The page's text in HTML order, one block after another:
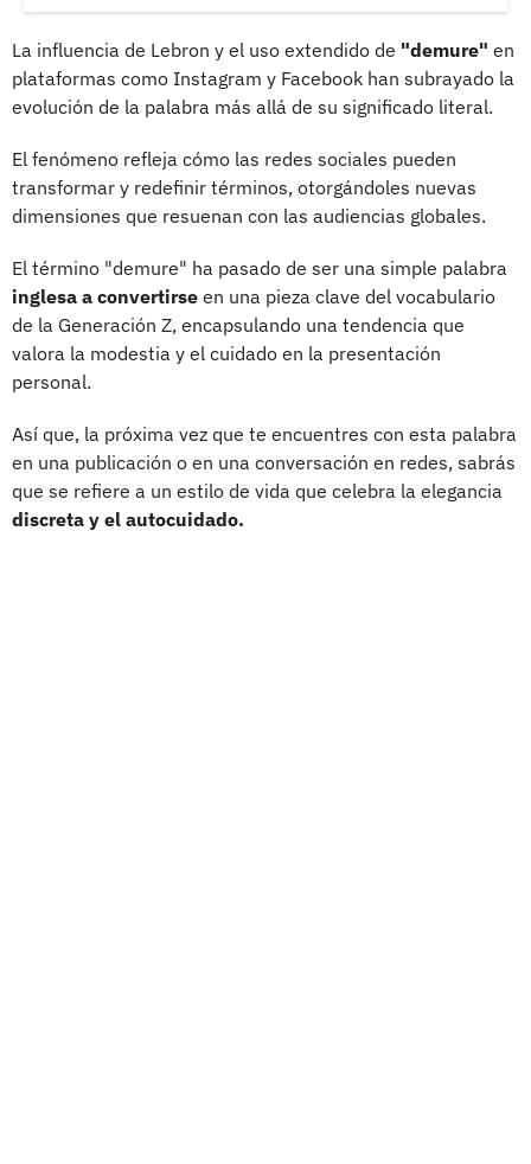
La influencia de Lebron y el uso extendido de "demure" en
plataformas como Instagram y Facebook han subrayado la
evolución de la palabra más allá de su significado literal.
El fenómeno refleja cómo las redes sociales pueden
transformar y redefinir términos, otorgándoles nuevas
dimensiones que resuenan con las audiencias globales.
El término "demure" ha pasado de ser una simple palabra
inglesa a convertirse en una pieza clave del vocabulario
de la Generación Z, encapsulando una tendencia que
valora la modestia y el cuidado en la presentación
personal.
Así que, la próxima vez que te encuentres con esta palabra
en una publicación o en una conversación en redes, sabrás
que se refiere a un estilo de vida que celebra la elegancia
discreta y el autocuidado.